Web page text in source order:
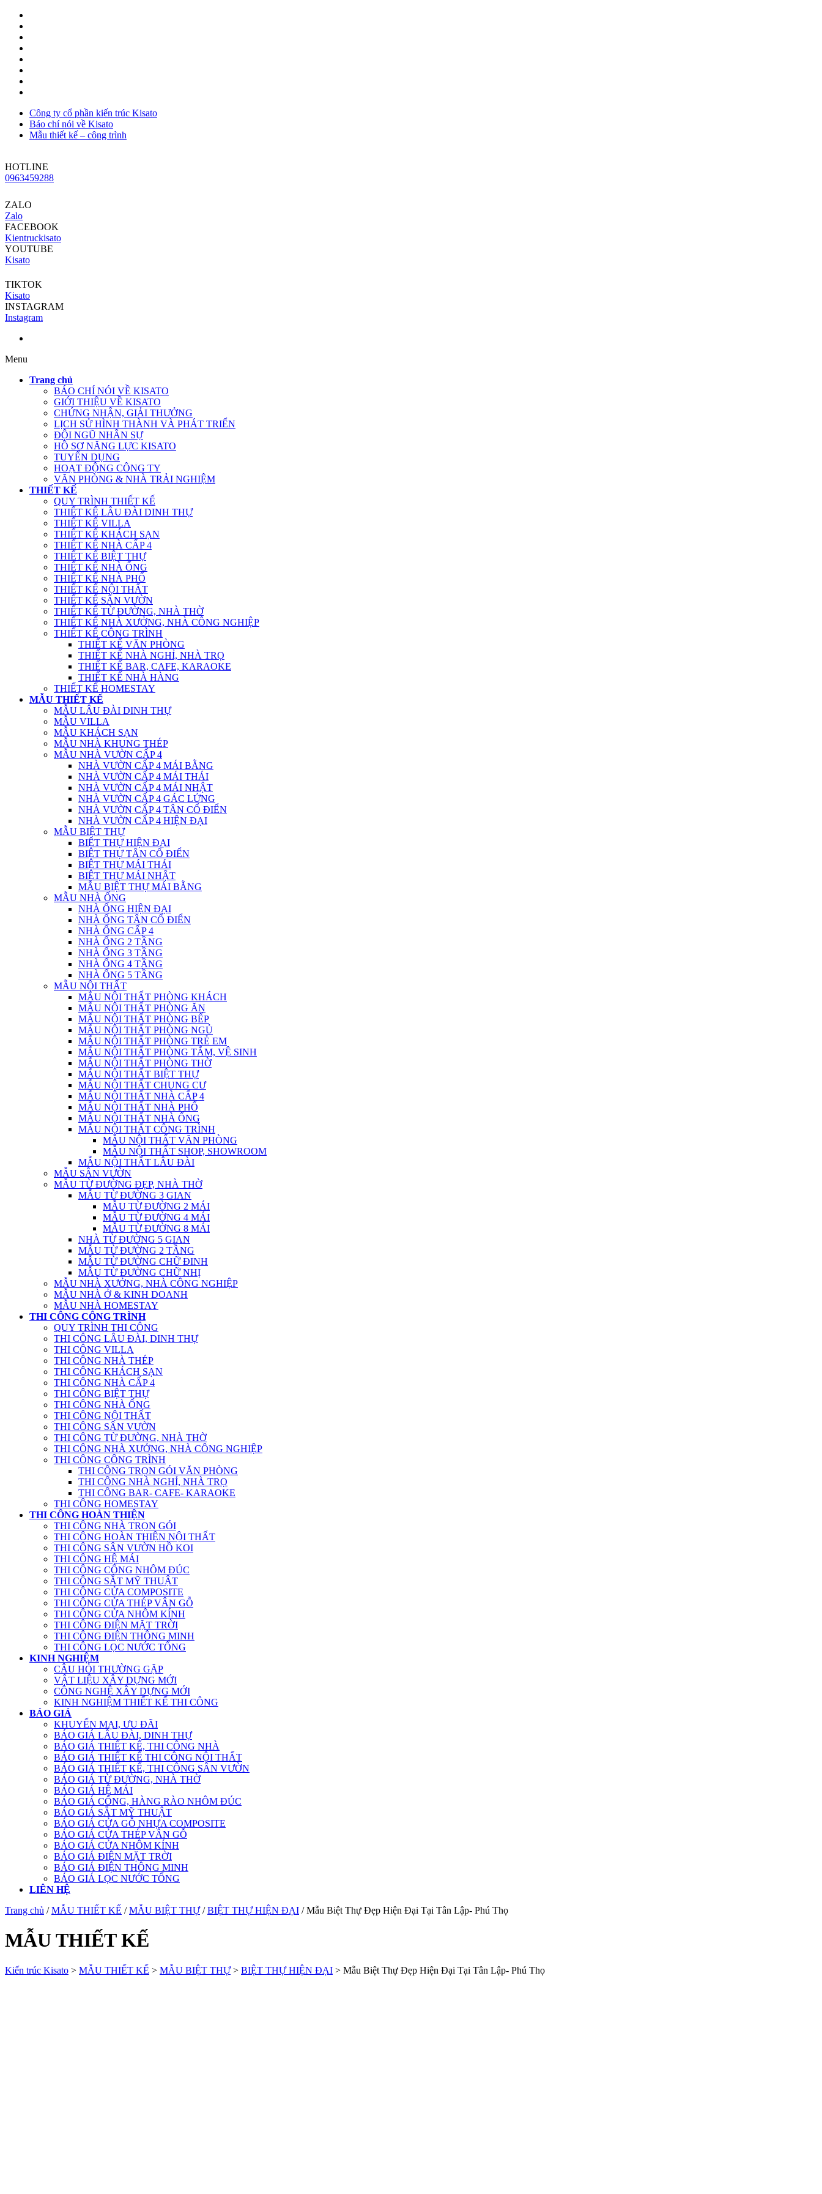
Công ty cổ phần kiến trúc Kisato
Báo chí nói về Kisato
Mẫu thiết kế – công trình
HOTLINE
0963459288
ZALO
Zalo
FACEBOOK
Kientruckisato
YOUTUBE
Kisato
TIKTOK
Kisato
INSTAGRAM
Instagram
Menu
Trang chủ
BÁO CHÍ NÓI VỀ KISATO
GIỚI THIỆU VỀ KISATO
CHỨNG NHẬN, GIẢI THƯỞNG
LỊCH SỬ HÌNH THÀNH VÀ PHÁT TRIỂN
ĐỘI NGŨ NHÂN SỰ
HỒ SƠ NĂNG LỰC KISATO
TUYỂN DỤNG
HOẠT ĐỘNG CÔNG TY
VĂN PHÒNG & NHÀ TRẢI NGHIỆM
THIẾT KẾ
QUY TRÌNH THIẾT KẾ
THIẾT KẾ LÂU ĐÀI DINH THỰ
THIẾT KẾ VILLA
THIẾT KẾ KHÁCH SẠN
THIẾT KẾ NHÀ CẤP 4
THIẾT KẾ BIỆT THỰ
THIẾT KẾ NHÀ ỐNG
THIẾT KẾ NHÀ PHỐ
THIẾT KẾ NỘI THẤT
THIẾT KẾ SÂN VƯỜN
THIẾT KẾ TỪ ĐƯỜNG, NHÀ THỜ
THIẾT KẾ NHÀ XƯỞNG, NHÀ CÔNG NGHIỆP
THIẾT KẾ CÔNG TRÌNH
THIẾT KẾ VĂN PHÒNG
THIẾT KẾ NHÀ NGHỈ, NHÀ TRỌ
THIẾT KẾ BAR, CAFE, KARAOKE
THIẾT KẾ NHÀ HÀNG
THIẾT KẾ HOMESTAY
MẪU THIẾT KẾ
MẪU LÂU ĐÀI DINH THỰ
MẪU VILLA
MẪU KHÁCH SẠN
MẪU NHÀ KHUNG THÉP
MẪU NHÀ VƯỜN CẤP 4
NHÀ VƯỜN CẤP 4 MÁI BẰNG
NHÀ VƯỜN CẤP 4 MÁI THÁI
NHÀ VƯỜN CẤP 4 MÁI NHẬT
NHÀ VƯỜN CẤP 4 GÁC LỬNG
NHÀ VƯỜN CẤP 4 TÂN CỔ ĐIỂN
NHÀ VƯỜN CẤP 4 HIỆN ĐẠI
MẪU BIỆT THỰ
BIỆT THỰ HIỆN ĐẠI
BIỆT THỰ TÂN CỔ ĐIỂN
BIỆT THỰ MÁI THÁI
BIỆT THỰ MÁI NHẬT
MẪU BIỆT THỰ MÁI BẰNG
MẪU NHÀ ỐNG
NHÀ ỐNG HIỆN ĐẠI
NHÀ ỐNG TÂN CỔ ĐIỂN
NHÀ ỐNG CẤP 4
NHÀ ỐNG 2 TẦNG
NHÀ ỐNG 3 TẦNG
NHÀ ỐNG 4 TẦNG
NHÀ ỐNG 5 TẦNG
MẪU NỘI THẤT
MẪU NỘI THẤT PHÒNG KHÁCH
MẪU NỘI THẤT PHÒNG ĂN
MẪU NỘI THẤT PHÒNG BẾP
MẪU NỘI THẤT PHÒNG NGỦ
MẪU NỘI THẤT PHÒNG TRẺ EM
MẪU NỘI THẤT PHÒNG TẮM, VỆ SINH
MẪU NỘI THẤT PHÒNG THỜ
MẪU NỘI THẤT BIỆT THỰ
MẪU NỘI THẤT CHUNG CƯ
MẪU NỘI THẤT NHÀ CẤP 4
MẪU NỘI THẤT NHÀ PHỐ
MẪU NỘI THẤT NHÀ ỐNG
MẪU NỘI THẤT CÔNG TRÌNH
MẪU NỘI THẤT VĂN PHÒNG
MẪU NỘI THẤT SHOP, SHOWROOM
MẪU NỘI THẤT LÂU ĐÀI
MẪU SÂN VƯỜN
MẪU TỪ ĐƯỜNG ĐẸP, NHÀ THỜ
MẪU TỪ ĐƯỜNG 3 GIAN
MẪU TỪ ĐƯỜNG 2 MÁI
MẪU TỪ ĐƯỜNG 4 MÁI
MẪU TỪ ĐƯỜNG 8 MÁI
NHÀ TỪ ĐƯỜNG 5 GIAN
MẪU TỪ ĐƯỜNG 2 TẦNG
MẪU TỪ ĐƯỜNG CHỮ ĐINH
MẪU TỪ ĐƯỜNG CHỮ NHỊ
MẪU NHÀ XƯỞNG, NHÀ CÔNG NGHIỆP
MẪU NHÀ Ở & KINH DOANH
MẪU NHÀ HOMESTAY
THI CÔNG CÔNG TRÌNH
QUY TRÌNH THI CÔNG
THI CÔNG LÂU ĐÀI, DINH THỰ
THI CÔNG VILLA
THI CÔNG NHÀ THÉP
THI CÔNG KHÁCH SẠN
THI CÔNG NHÀ CẤP 4
THI CÔNG BIỆT THỰ
THI CÔNG NHÀ ỐNG
THI CÔNG NỘI THẤT
THI CÔNG SÂN VƯỜN
THI CÔNG TỪ ĐƯỜNG, NHÀ THỜ
THI CÔNG NHÀ XƯỞNG, NHÀ CÔNG NGHIỆP
THI CÔNG CÔNG TRÌNH
THI CÔNG TRỌN GÓI VĂN PHÒNG
THI CÔNG NHÀ NGHỈ, NHÀ TRỌ
THI CÔNG BAR- CAFE- KARAOKE
THI CÔNG HOMESTAY
THI CÔNG HOÀN THIỆN
THI CÔNG NHÀ TRỌN GÓI
THI CÔNG HOÀN THIỆN NỘI THẤT
THI CÔNG SÂN VƯỜN HỒ KOI
THI CÔNG HỆ MÁI
THI CÔNG CỔNG NHÔM ĐÚC
THI CÔNG SẮT MỸ THUẬT
THI CÔNG CỬA COMPOSITE
THI CÔNG CỬA THÉP VÂN GỖ
THI CÔNG CỬA NHÔM KÍNH
THI CÔNG ĐIỆN MẶT TRỜI
THI CÔNG ĐIỆN THÔNG MINH
THI CÔNG LỌC NƯỚC TỔNG
KINH NGHIỆM
CÂU HỎI THƯỜNG GẶP
VẬT LIỆU XÂY DỰNG MỚI
CÔNG NGHỆ XÂY DỰNG MỚI
KINH NGHIỆM THIẾT KẾ THI CÔNG
BÁO GIÁ
KHUYẾN MẠI, ƯU ĐÃI
BÁO GIÁ LÂU ĐÀI, DINH THỰ
BÁO GIÁ THIẾT KẾ, THI CÔNG NHÀ
BÁO GIÁ THIẾT KẾ THI CÔNG NỘI THẤT
BÁO GIÁ THIẾT KẾ, THI CÔNG SÂN VƯỜN
BÁO GIÁ TỪ ĐƯỜNG, NHÀ THỜ
BÁO GIÁ HỆ MÁI
BÁO GIÁ CỔNG, HÀNG RÀO NHÔM ĐÚC
BÁO GIÁ SẮT MỸ THUẬT
BÁO GIÁ CỬA GỖ NHỰA COMPOSITE
BÁO GIÁ CỬA THÉP VÂN GỖ
BÁO GIÁ CỬA NHÔM KÍNH
BÁO GIÁ ĐIỆN MẶT TRỜI
BÁO GIÁ ĐIỆN THÔNG MINH
BÁO GIÁ LỌC NƯỚC TỔNG
LIÊN HỆ
Trang chủ /MẪU THIẾT KẾ /MẪU BIỆT THỰ/BIỆT THỰ HIỆN ĐẠI / Mẫu Biệt Thự Đẹp Hiện Đại Tại Tân Lập- Phú Thọ
MẪU THIẾT KẾ
Kiến trúc Kisato > MẪU THIẾT KẾ > MẪU BIỆT THỰ> BIỆT THỰ HIỆN ĐẠI > Mẫu Biệt Thự Đẹp Hiện Đại Tại Tân Lập- Phú Thọ